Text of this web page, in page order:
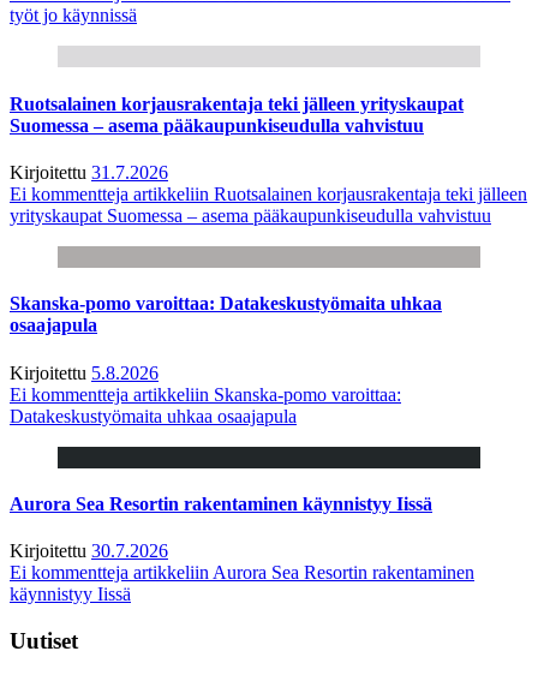
työt jo käynnissä
Ruotsalainen korjausrakentaja teki jälleen yrityskaupat
Suomessa – asema pääkaupunkiseudulla vahvistuu
Kirjoitettu 31.7.2026
Ei kommentteja artikkeliin Ruotsalainen korjausrakentaja teki jälleen
yrityskaupat Suomessa – asema pääkaupunkiseudulla vahvistuu
Skanska-pomo varoittaa: Datakeskustyömaita uhkaa
osaajapula
Kirjoitettu 5.8.2026
Ei kommentteja artikkeliin Skanska-pomo varoittaa:
Datakeskustyömaita uhkaa osaajapula
Aurora Sea Resortin rakentaminen käynnistyy Iissä
Kirjoitettu 30.7.2026
Ei kommentteja artikkeliin Aurora Sea Resortin rakentaminen
käynnistyy Iissä
Uutiset